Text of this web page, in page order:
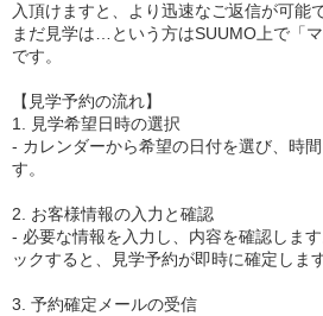
入頂けますと、より迅速なご返信が可能で
まだ見学は…という方はSUUMO上で「
です。
【見学予約の流れ】
1. 見学希望日時の選択
- カレンダーから希望の日付を選び、時
す。
2. お客様情報の入力と確認
- 必要な情報を入力し、内容を確認しま
ックすると、見学予約が即時に確定します
3. 予約確定メールの受信